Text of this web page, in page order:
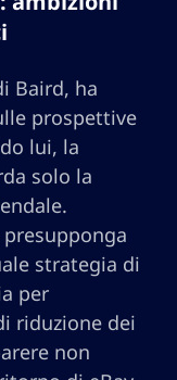
Baird, ha
prospettive
lui, la
solo la
presupponga
strategia di
per
riduzione dei
non